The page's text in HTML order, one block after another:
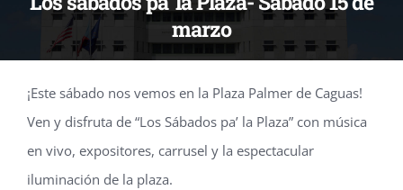
marzo
¡Este sábado nos vemos en la Plaza Palmer de Caguas!
Ven y disfruta de “Los Sábados pa’ la Plaza” con música
en vivo, expositores, carrusel y la espectacular
iluminación de la plaza.